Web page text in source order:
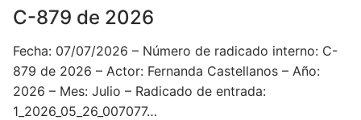
C-879 de 2026
Fecha: 07/07/2026 – Número de radicado interno: C-
879 de 2026 – Actor: Fernanda Castellanos – Año:
2026 – Mes: Julio – Radicado de entrada:
1_2026_05_26_007077…